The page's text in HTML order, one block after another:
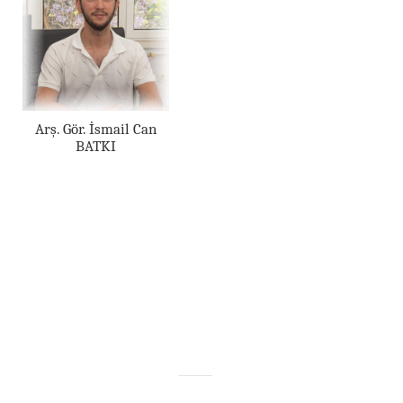
Arş. Gör. İsmail Can
BATKI